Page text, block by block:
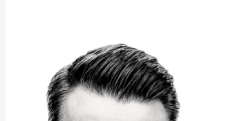
Polskiego
RadioPraga.pl